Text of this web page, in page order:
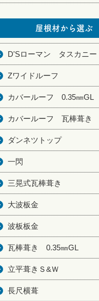
屋根材から選ぶ
D'Sローマン タスカニー
Zワイドルーフ
カバールーフ 0.35㎜GL
カバールーフ 瓦棒葺き
ダンネツトップ
一閃
三晃式瓦棒葺き
大波板金
波板板金
瓦棒葺き 0.35㎜GL
立平葺きＳ&Ｗ
長尺横葺